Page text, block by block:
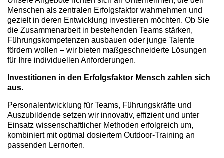
Menschen als zentralen Erfolgsfaktor wahrnehmen und
gezielt in deren Entwicklung investieren möchten. Ob Sie
die Zusammenarbeit in bestehenden Teams stärken,
Führungskompetenzen ausbauen oder junge Talente
fördern wollen – wir bieten maßgeschneiderte Lösungen
für Ihre individuellen Anforderungen.
Investitionen in den Erfolgsfaktor Mensch zahlen sich
aus.
Personalentwicklung für Teams, Führungskräfte und
Auszubildende setzen wir innovativ, effizient und unter
Einsatz wissenschaftlicher Methoden erfolgreich um,
kombiniert mit optimal dosiertem Outdoor-Training an
passenden Lernorten.